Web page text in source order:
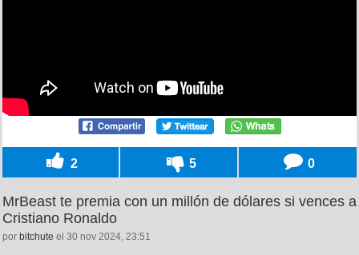
2 5 0
MrBeast te premia con un millón de dólares si vences a
Cristiano Ronaldo
por bitchute el 30 nov 2024, 23:51